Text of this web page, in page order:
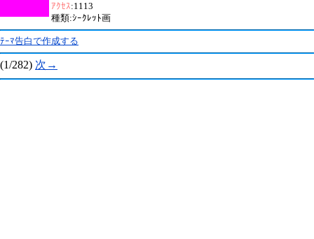
ｱｸｾｽ:1113
種類:ｼｰｸﾚｯﾄ画
ﾃｰﾏ告白で作成する
(1/282) 次→